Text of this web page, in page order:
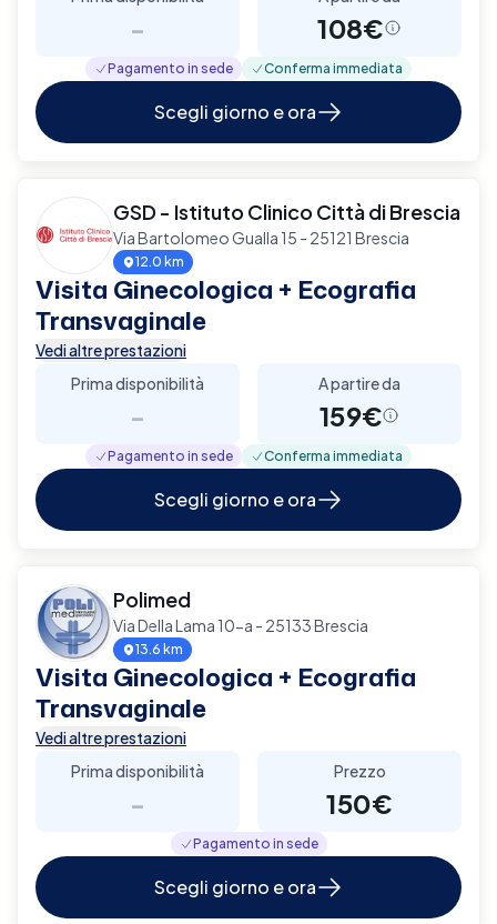
- 108€
Pagamento in sede Conferma immediata
Scegli giorno e ora
GSD - Istituto Clinico Città di Brescia
Via Bartolomeo Gualla 15 - 25121 Brescia
12.0 km
Visita Ginecologica + Ecografia
Transvaginale
Vedi altre prestazioni
Prima disponibilità
-
A partire da
159€
Pagamento in sede Conferma immediata
Scegli giorno e ora
Polimed
Via Della Lama 10-a - 25133 Brescia
13.6 km
Visita Ginecologica + Ecografia
Transvaginale
Vedi altre prestazioni
Prima disponibilità
-
Prezzo
150€
Pagamento in sede
Scegli giorno e ora